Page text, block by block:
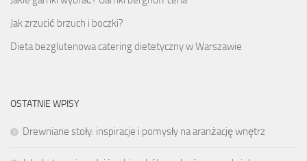
Jak zrzucić brzuch i boczki?
Dieta bezglutenowa catering dietetyczny w Warszawie
OSTATNIE WPISY
Drewniane stoły: inspiracje i pomysły na aranżację wnętrz